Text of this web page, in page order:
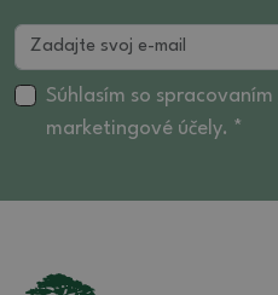
Súhlasím so spracovaním
marketingové účely. *